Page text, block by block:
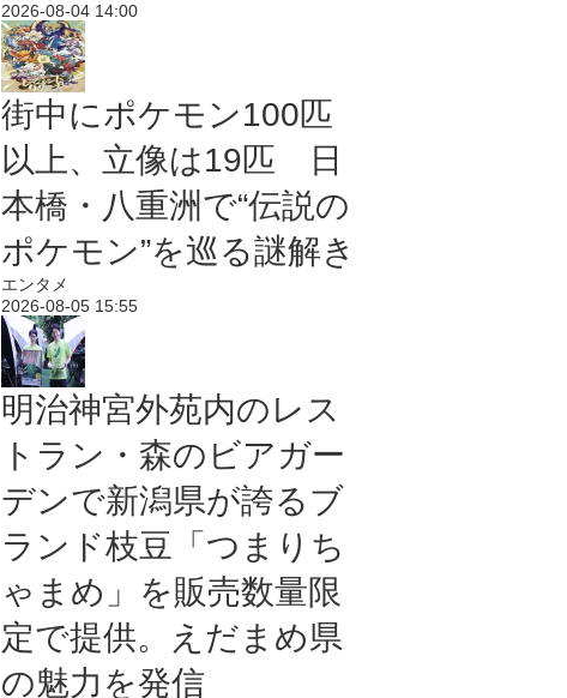
2026-08-04 14:00
街中にポケモン100匹
以上、立像は19匹 日
本橋・八重洲で“伝説の
ポケモン”を巡る謎解き
エンタメ
2026-08-05 15:55
明治神宮外苑内のレス
トラン・森のビアガー
デンで新潟県が誇るブ
ランド枝豆「つまりち
ゃまめ」を販売数量限
定で提供。えだまめ県
の魅力を発信